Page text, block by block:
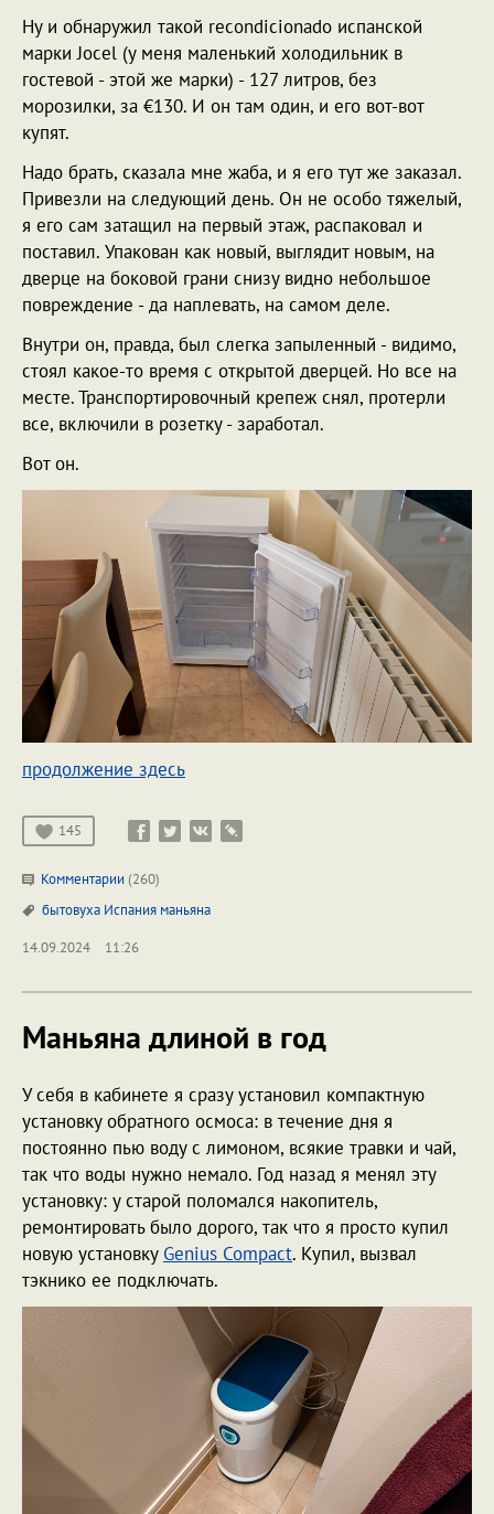
Ну и обнаружил такой recondicionado испанской
марки Jocel (у меня маленький холодильник в
гостевой - этой же марки) - 127 литров, без
морозилки, за €130. И он там один, и его вот-вот
купят.
Надо брать, сказала мне жаба, и я его тут же заказал.
Привезли на следующий день. Он не особо тяжелый,
я его сам затащил на первый этаж, распаковал и
поставил. Упакован как новый, выглядит новым, на
дверце на боковой грани снизу видно небольшое
повреждение - да наплевать, на самом деле.
Внутри он, правда, был слегка запыленный - видимо,
стоял какое-то время с открытой дверцей. Но все на
месте. Транспортировочный крепеж снял, протерли
все, включили в розетку - заработал.
Вот он.
продолжение здесь
145
Комментарии (260)
бытовуха Испания маньяна
14.09.2024
11:26
Маньяна длиной в год
У себя в кабинете я сразу установил компактную
установку обратного осмоса: в течение дня я
постоянно пью воду с лимоном, всякие травки и чай,
так что воды нужно немало. Год назад я менял эту
установку: у старой поломался накопитель,
ремонтировать было дорого, так что я просто купил
новую установку Genius Compact. Купил, вызвал
тэкнико ее подключать.